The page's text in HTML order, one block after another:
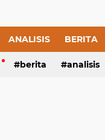
ANALISIS BERITA
berita analisis